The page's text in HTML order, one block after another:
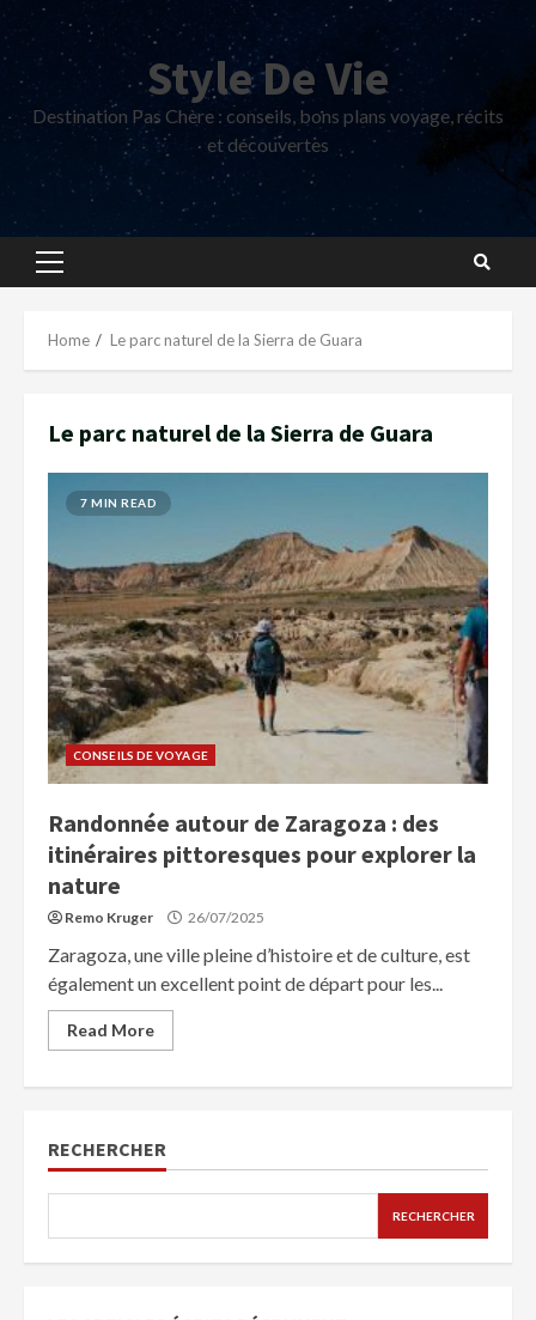
to
Style De Vie
Destination Pas Chère : conseils, bons plans voyage, récits
et découvertes
Primary
Home Le parc naturel de la Sierra de Guara
Le parc naturel de la Sierra de Guara
7 MIN READ
CONSEILS DE VOYAGE
Randonnée autour de Zaragoza : des
itinéraires pittoresques pour explorer la
nature
Remo Kruger 26/07/2025
Zaragoza, une ville pleine d’histoire et de culture, est
également un excellent point de départ pour les...
Read More
RECHERCHER
RECHERCHER